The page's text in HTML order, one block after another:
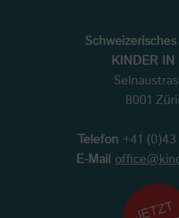
KINDER IN
8001
Telefon +41
E-Mail